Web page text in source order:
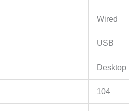
Wired
USB
Desktop
104